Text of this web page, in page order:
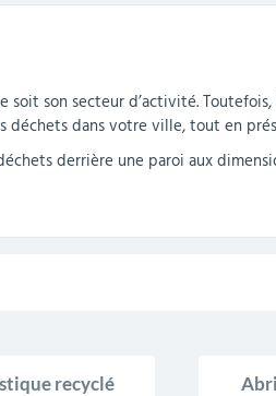
son secteur d’activité. Toutefois,
déchets dans votre ville, tout en
derrière une paroi aux
recyclé